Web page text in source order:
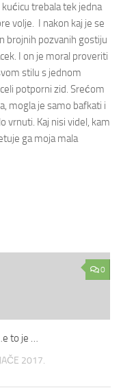
trebala tek jedna
volje. I nakon kaj je se
brojnih pozvanih gostiju
I on je moral proveriti
stilu s jednom
potporni zid. Srećom
mogla je samo bafkati i
vrnuti. Kaj nisi videl, kam
ga moja mala
0
to je …
2017.